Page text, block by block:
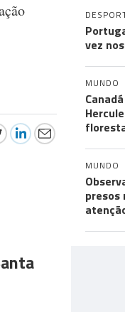
vez
MUNDO
MUNDO
presos